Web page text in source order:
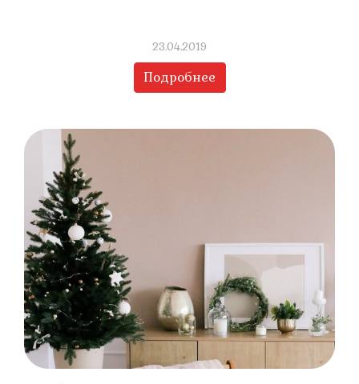
23.04.2019
Подробнее